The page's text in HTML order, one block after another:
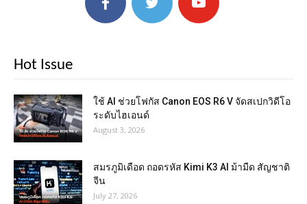
Hot Issue
ใช้ AI ช่วยโฟกัส Canon EOS R6 V จัดสเปกวิดีโอ
ระดับไฮเอนด์
August 3, 2026
สมรภูมิเดือด ถอดรหัส Kimi K3 AI ม้ามืด สัญชาติ
จีน
July 27, 2026